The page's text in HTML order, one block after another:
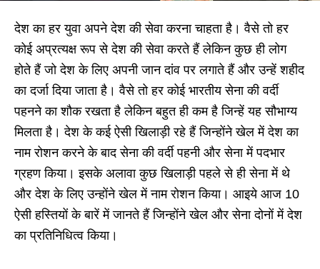
देश का हर युवा अपने देश की सेवा करना चाहता है। वैसे तो हर
कोई अप्रत्यक्ष रूप से देश की सेवा करते हैं लेकिन कुछ ही लोग
होते हैं जो देश के लिए अपनी जान दांव पर लगाते हैं और उन्हें शहीद
का दर्जा दिया जाता है। वैसे तो हर कोई भारतीय सेना की वर्दी
पहनने का शौक रखता है लेकिन बहुत ही कम है जिन्हें यह सौभाग्य
मिलता है। देश के कई ऐसी खिलाड़ी रहे हैं जिन्होंने खेल में देश का
नाम रोशन करने के बाद सेना की वर्दी पहनी और सेना में पदभार
ग्रहण किया। इसके अलावा कुछ खिलाड़ी पहले से ही सेना में थे
और देश के लिए उन्होंने खेल में नाम रोशन किया। आइये आज 10
ऐसी हस्तियों के बारें में जानते हैं जिन्होंने खेल और सेना दोनों में देश
का प्रतिनिधित्व किया।